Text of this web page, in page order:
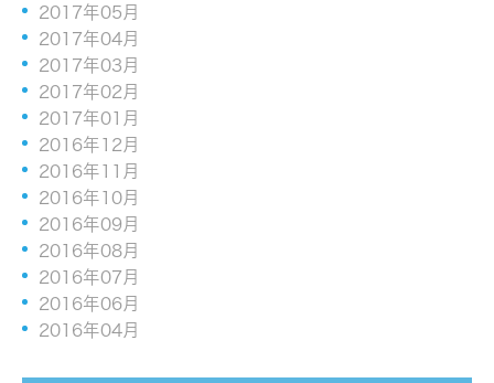
2017年05月
2017年04月
2017年03月
2017年02月
2017年01月
2016年12月
2016年11月
2016年10月
2016年09月
2016年08月
2016年07月
2016年06月
2016年04月